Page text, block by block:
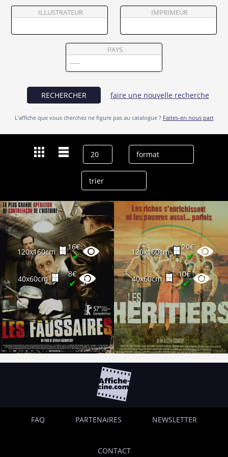
Vendre
ILLUSTRATEUR IMPRIMEUR
PAYS
RECHERCHER faire une nouvelle recherche
L’affiche que vous cherchez ne figure pas au catalogue ? Faites-en nous part
120x160cm
16€
✔
40x60cm
8€
✔
120x160cm
20€
✔
40x60cm
10€
✔
FAQ PARTENAIRES NEWSLETTER
CONTACT